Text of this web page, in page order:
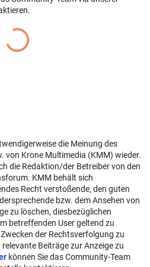
die Meinung des
von Krone Multimedia (KMM) wieder.
die Redaktion/der Betreiber von den
KMM behält sich
Recht verstoßende, den guten
bzw. dem Ansehen von
zu löschen, diesbezüglichen
betreffenden User geltend zu
der Rechtsverfolgung zu
Beiträge zur Anzeige zu
können Sie das Community-Team